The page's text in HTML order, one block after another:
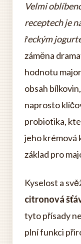
Velmi
receptech je
řeckým
záměna
hodnotu
obsah
naprosto
probiotika,
jeho krémová
základ pro
Kyselost a
citronová
tyto přísady
plní funkci